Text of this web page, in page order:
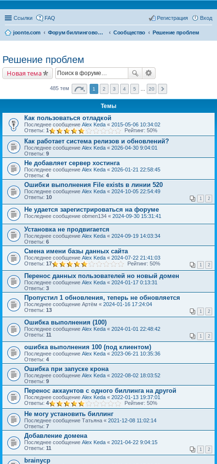
Ссылки FAQ Вход
Регистрация
joonte.com Форум биллинговой системы Joonte Billing System Сообщество Решение проблем
Решение проблем
Новая тема
485 тем 1 2 3 4 5 20
Темы
Как пользоваться отладкой
Последнее сообщение Alex Keda « 2015-05-06 10:34:02
Ответы: 1 Рейтинг: 50%
Как работает система релизов и обновлений?
Последнее сообщение Alex Keda « 2026-04-30 9:04:01
Ответы: 9
Не добавляет сервер хостинга
Последнее сообщение Alex Keda « 2026-01-21 22:58:45
Ответы: 4
Ошибки выполнения File exists в линии 520
Последнее сообщение Alex Keda « 2024-10-05 22:54:49
Ответы: 10 1 2
Не удается зарегистрироваться на форуме
Последнее сообщение obmen134 « 2024-09-30 15:31:41
Установка не продвигается
Последнее сообщение Alex Keda « 2024-09-19 14:03:34
Ответы: 6
Смена имени базы данных сайта
Последнее сообщение Alex Keda « 2024-07-22 21:41:03
Ответы: 17 1 2
Рейтинг: 50%
Перенос данных пользователей но новый домен
Последнее сообщение Alex Keda « 2024-01-17 0:13:31
Ответы: 3
Пропустил 1 обновления, теперь не обновляется
Последнее сообщение Артём « 2024-01-16 17:24:04
Ответы: 13 1 2
Ошибка выполнения (100)
Последнее сообщение Alex Keda « 2024-01-01 22:48:42
Ответы: 11 1 2
ошибка выполнения 100 (под клиентом)
Последнее сообщение Alex Keda « 2023-06-21 10:35:36
Ответы: 4
Ошибка при запуске крона
Последнее сообщение Alex Keda « 2022-08-02 18:03:52
Ответы: 9
Перенос аккаунтов с одного биллинга на другой
Последнее сообщение Alex Keda « 2022-01-13 19:37:01
Ответы: 4 Рейтинг: 50%
Не могу установить биллинг
Последнее сообщение Татьяна « 2021-12-08 11:02:14
Ответы: 7
Добавление домена
Последнее сообщение Alex Keda « 2021-04-22 9:04:15
Ответы: 11 1 2
brainycp